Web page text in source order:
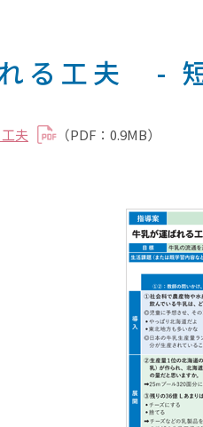
る工夫 -
夫 （PDF：0.9MB）